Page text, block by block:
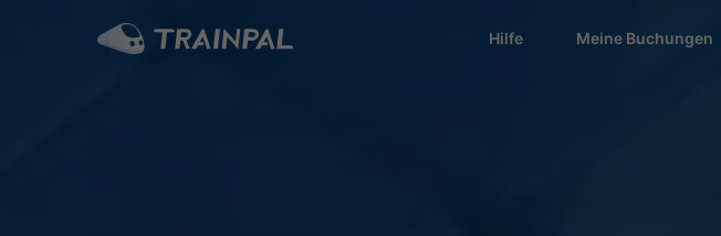
Hilfe Meine Buchungen